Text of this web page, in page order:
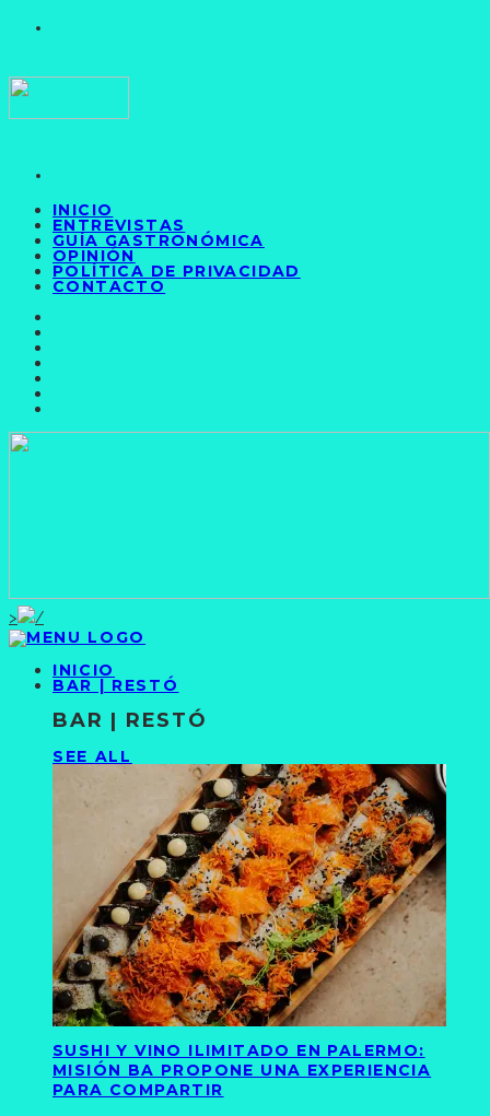
INICIO
ENTREVISTAS
GUÍA GASTRONÓMICA
OPINIÓN
POLÍTICA DE PRIVACIDAD
CONTACTO
>
INICIO
BAR | RESTÓ
BAR | RESTÓ
SEE ALL
SUSHI Y VINO ILIMITADO EN PALERMO:
MISIÓN BA PROPONE UNA EXPERIENCIA
PARA COMPARTIR